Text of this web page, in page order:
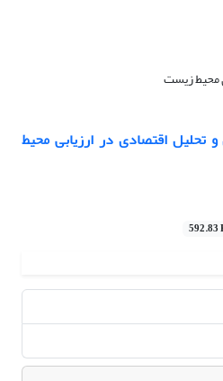
محیط زیست
اقتصادی در ارزیابی محیط
592.83